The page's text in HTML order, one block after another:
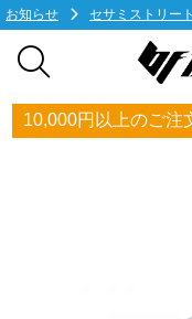
お知らせ セサミストリー
10,000円以上のご注